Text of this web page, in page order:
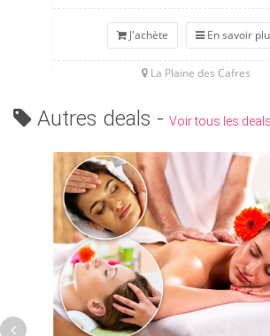
J'achète En savoir
La Plaine des Cafres
Autres deals - Voir tous les deals